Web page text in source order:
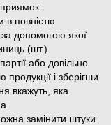
в повністю
допомогою якої
(шт.)
або довільно
і зберігши
вкажуть, яка
замінити штуки